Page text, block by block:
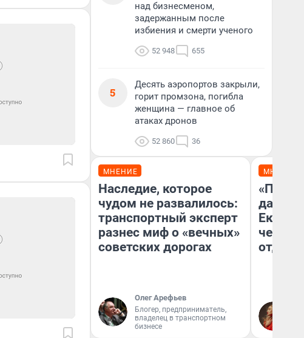
над бизнесменом,
задержанным после
избиения и смерти ученого
52 948 655
5
Десять аэропортов закрыли,
горит промзона, погибла
женщина — главное об
атаках дронов
52 860 36
МНЕНИЕ
Наследие, которое
чудом не развалилось:
транспортный эксперт
разнес миф о «вечных»
советских дорогах
Олег Арефьев
Блогер, предприниматель,
владелец в транспортном
бизнесе
МНЕНИЕ
«Про
даже
честно